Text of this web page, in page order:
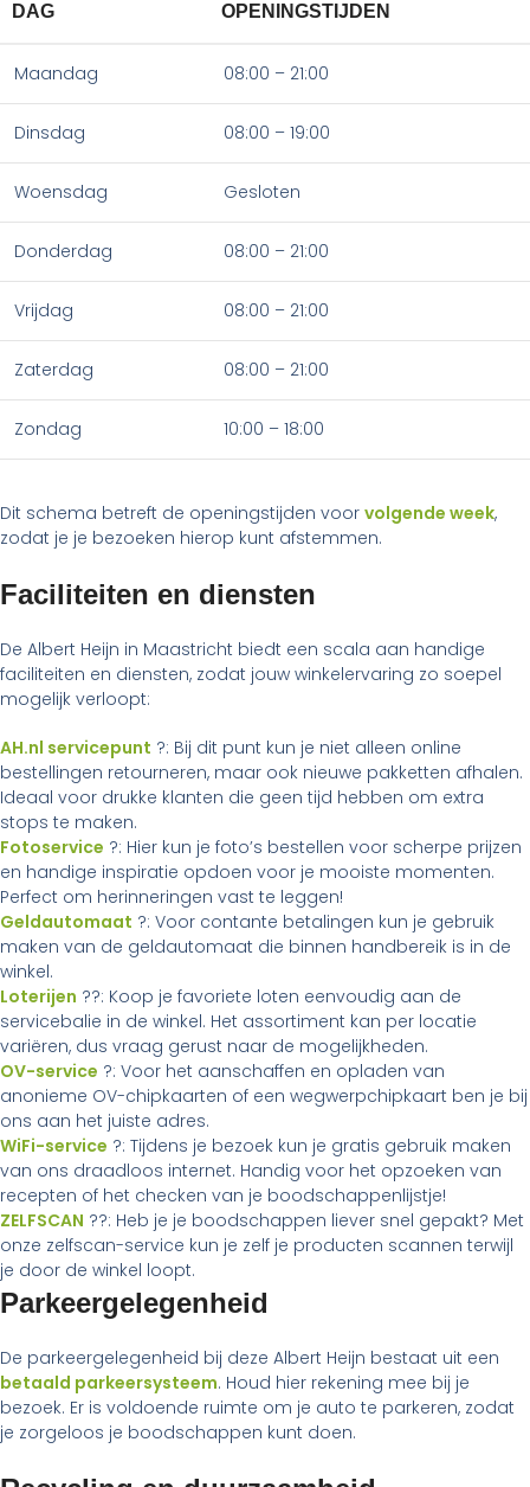
DAG OPENINGSTIJDEN
Maandag 08:00 – 21:00
Dinsdag 08:00 – 19:00
Woensdag Gesloten
Donderdag 08:00 – 21:00
Vrijdag 08:00 – 21:00
Zaterdag 08:00 – 21:00
Zondag 10:00 – 18:00
Dit schema betreft de openingstijden voor volgende week,
zodat je je bezoeken hierop kunt afstemmen.
Faciliteiten en diensten
De Albert Heijn in Maastricht biedt een scala aan handige
faciliteiten en diensten, zodat jouw winkelervaring zo soepel
mogelijk verloopt:
AH.nl servicepunt ?: Bij dit punt kun je niet alleen online
bestellingen retourneren, maar ook nieuwe pakketten afhalen.
Ideaal voor drukke klanten die geen tijd hebben om extra
stops te maken.
Fotoservice ?: Hier kun je foto’s bestellen voor scherpe prijzen
en handige inspiratie opdoen voor je mooiste momenten.
Perfect om herinneringen vast te leggen!
Geldautomaat ?: Voor contante betalingen kun je gebruik
maken van de geldautomaat die binnen handbereik is in de
winkel.
Loterijen ??: Koop je favoriete loten eenvoudig aan de
servicebalie in de winkel. Het assortiment kan per locatie
variëren, dus vraag gerust naar de mogelijkheden.
OV-service ?: Voor het aanschaffen en opladen van
anonieme OV-chipkaarten of een wegwerpchipkaart ben je bij
ons aan het juiste adres.
WiFi-service ?: Tijdens je bezoek kun je gratis gebruik maken
van ons draadloos internet. Handig voor het opzoeken van
recepten of het checken van je boodschappenlijstje!
ZELFSCAN ??: Heb je je boodschappen liever snel gepakt? Met
onze zelfscan-service kun je zelf je producten scannen terwijl
je door de winkel loopt.
Parkeergelegenheid
De parkeergelegenheid bij deze Albert Heijn bestaat uit een
betaald parkeersysteem. Houd hier rekening mee bij je
bezoek. Er is voldoende ruimte om je auto te parkeren, zodat
je zorgeloos je boodschappen kunt doen.